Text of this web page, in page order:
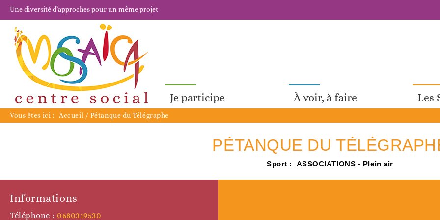
Une diversité d’approches pour un même projet
Je participe À voir, à faire Les
Vous êtes ici : Accueil / Pétanque du Télégraphe
PÉTANQUE DU
Sport : ASSOCIATIONS - Plein air
Informations
Téléphone : 0680319530